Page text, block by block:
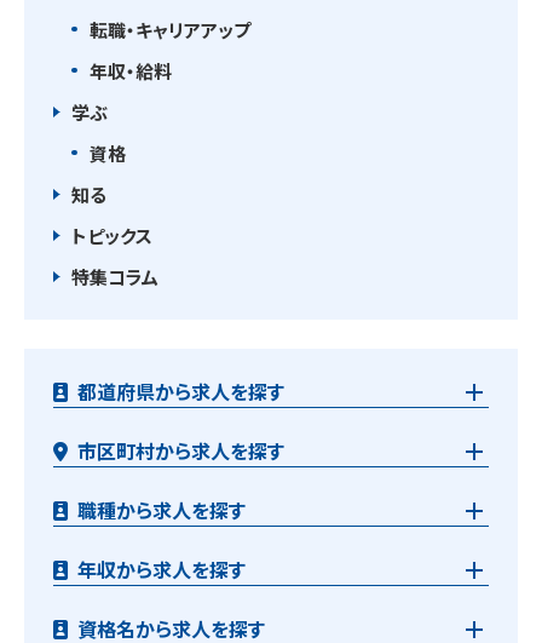
転職・キャリアアップ
年収・給料
学ぶ
資格
知る
トピックス
特集コラム
都道府県から求人を探す
市区町村から求人を探す
職種から求人を探す
年収から求人を探す
資格名から求人を探す